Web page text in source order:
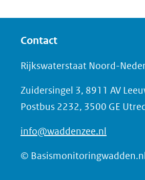
e
n
p
F
c
e
Contact
Rijkswaterstaat Noord-
Zuidersingel 3, 8911 AV
Postbus 2232, 3500 GE
info@waddenzee.nl
©